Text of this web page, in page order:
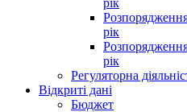
рік
рік
рік
Регуляторна
Відкриті дані
Бюджет